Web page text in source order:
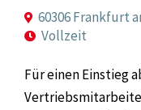
60306 Frankfurt
Vollzeit
Für einen Einstieg